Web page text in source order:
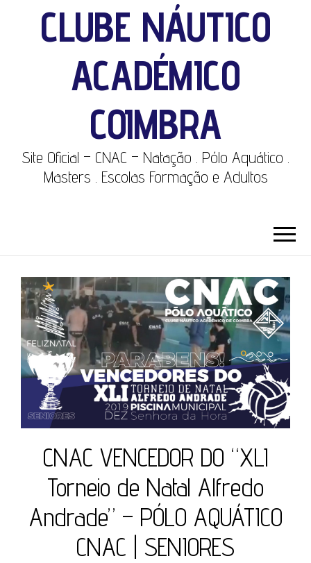
CLUBE NÁUTICO
ACADÉMICO
COIMBRA
Site Oficial – CNAC – Natação . Pólo Aquático .
Masters . Escolas Formação e Adultos
CNAC VENCEDOR DO “XLI
Torneio de Natal Alfredo
Andrade” – PÓLO AQUÁTICO
CNAC | SENIORES